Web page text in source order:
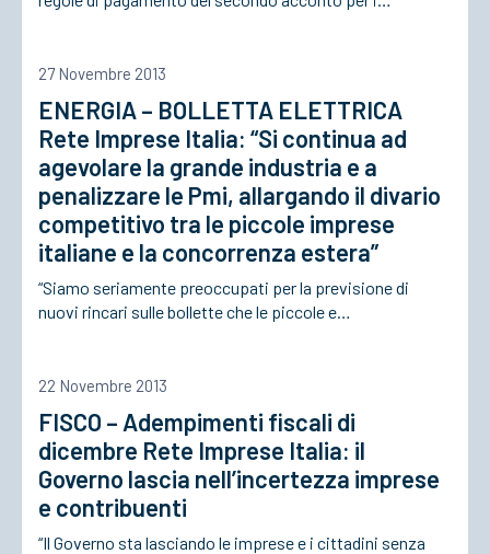
27 Novembre 2013
ENERGIA – BOLLETTA ELETTRICA
Rete Imprese Italia: “Si continua ad
agevolare la grande industria e a
penalizzare le Pmi, allargando il divario
competitivo tra le piccole imprese
italiane e la concorrenza estera”
“Siamo seriamente preoccupati per la previsione di
nuovi rincari sulle bollette che le piccole e…
22 Novembre 2013
FISCO – Adempimenti fiscali di
dicembre Rete Imprese Italia: il
Governo lascia nell’incertezza imprese
e contribuenti
“Il Governo sta lasciando le imprese e i cittadini senza